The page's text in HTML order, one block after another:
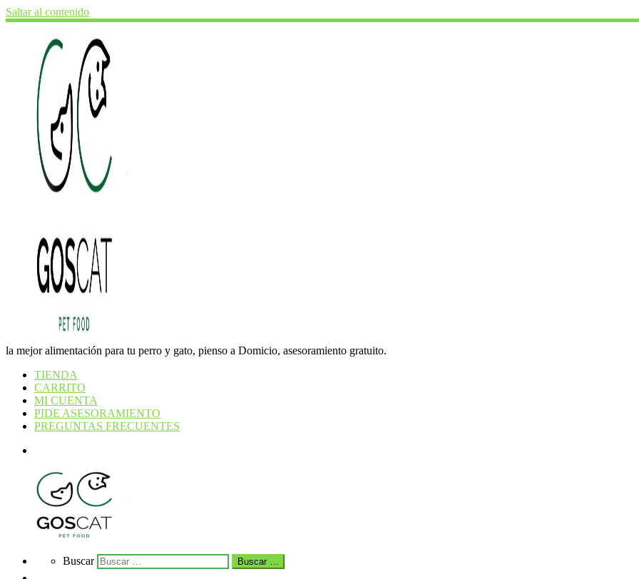
Saltar al contenido
la mejor alimentación para tu perro y gato, pienso a Domicio, asesoramiento gratuito.
TIENDA
CARRITO
MI CUENTA
PIDE ASESORAMIENTO
PREGUNTAS FRECUENTES
SearchBuscar Buscar …